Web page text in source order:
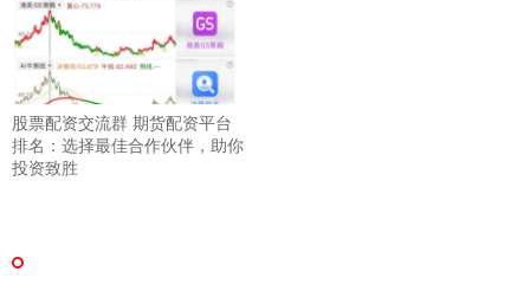
股票配资交流群 期货配资平台
排名：选择最佳合作伙伴，助你
投资致胜